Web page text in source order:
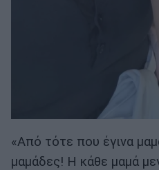
«Από τότε που έγινα
μαμάδες! Η κάθε μαμά